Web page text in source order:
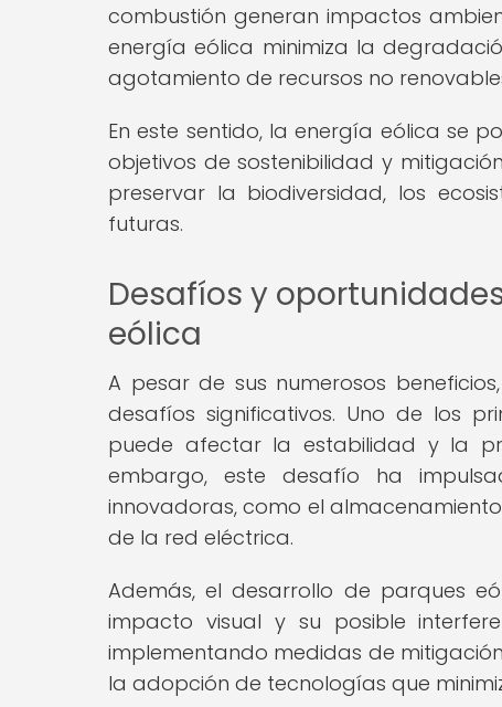
combustión generan impactos
energía eólica minimiza la
agotamiento de recursos no
En este sentido, la energía eólica se
objetivos de sostenibilidad y
preservar la biodiversidad, los
futuras.
Desafíos y
eólica
A pesar de sus numerosos
desafíos significativos. Uno de los
puede afectar la estabilidad y la
embargo, este desafío ha
innovadoras, como el
de la red eléctrica.
Además, el desarrollo de parques
impacto visual y su posible
implementando medidas de
la adopción de tecnologías que